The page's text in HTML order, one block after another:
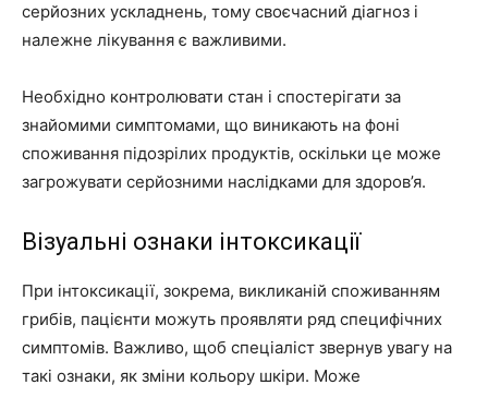
серйозних ускладнень, тому своєчасний діагноз і
належне лікування є важливими.
Необхідно контролювати стан і спостерігати за
знайомими симптомами, що виникають на фоні
споживання підозрілих продуктів, оскільки це може
загрожувати серйозними наслідками для здоров’я.
Візуальні ознаки інтоксикації
При інтоксикації, зокрема, викликаній споживанням
грибів, пацієнти можуть проявляти ряд специфічних
симптомів. Важливо, щоб спеціаліст звернув увагу на
такі ознаки, як зміни кольору шкіри. Може